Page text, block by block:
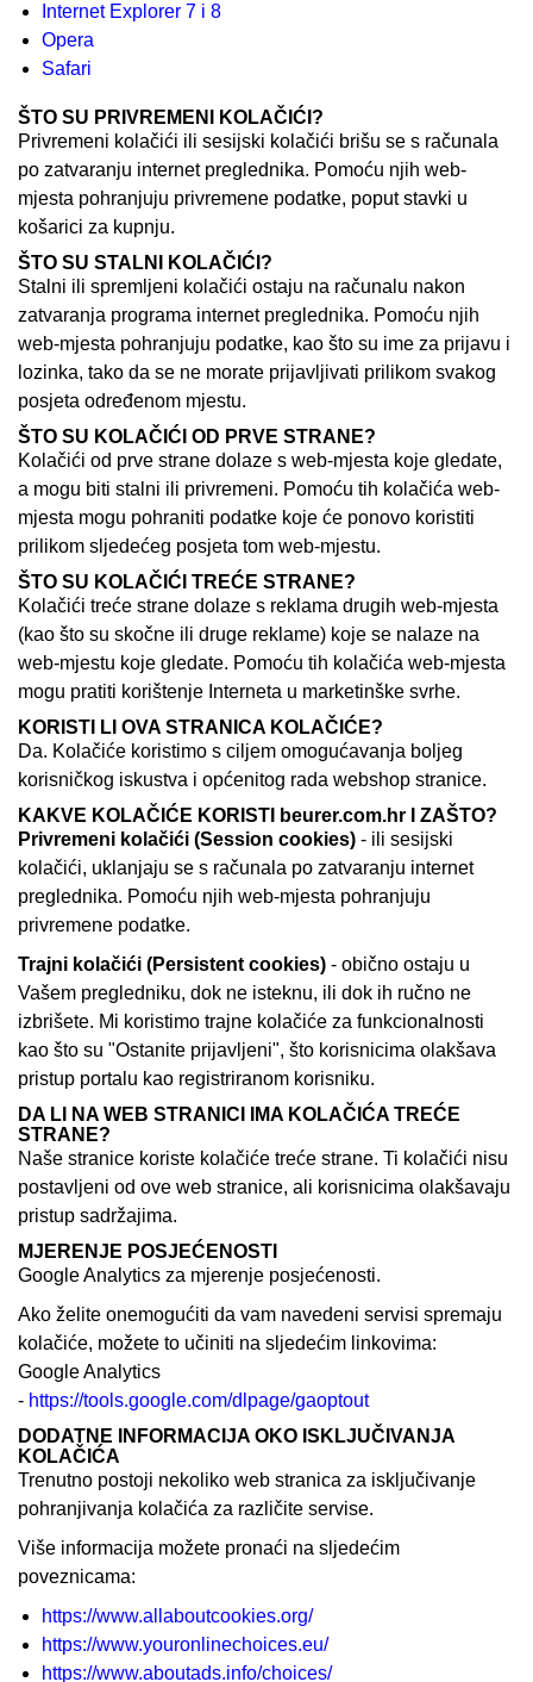
Internet Explorer 7 i 8
Opera
Safari
ŠTO SU PRIVREMENI KOLAČIĆI?
Privremeni kolačići ili sesijski kolačići brišu se s računala
po zatvaranju internet preglednika. Pomoću njih web-
mjesta pohranjuju privremene podatke, poput stavki u
košarici za kupnju.
ŠTO SU STALNI KOLAČIĆI?
Stalni ili spremljeni kolačići ostaju na računalu nakon
zatvaranja programa internet preglednika. Pomoću njih
web-mjesta pohranjuju podatke, kao što su ime za prijavu i
lozinka, tako da se ne morate prijavljivati prilikom svakog
posjeta određenom mjestu.
ŠTO SU KOLAČIĆI OD PRVE STRANE?
Kolačići od prve strane dolaze s web-mjesta koje gledate,
a mogu biti stalni ili privremeni. Pomoću tih kolačića web-
mjesta mogu pohraniti podatke koje će ponovo koristiti
prilikom sljedećeg posjeta tom web-mjestu.
ŠTO SU KOLAČIĆI TREĆE STRANE?
Kolačići treće strane dolaze s reklama drugih web-mjesta
(kao što su skočne ili druge reklame) koje se nalaze na
web-mjestu koje gledate. Pomoću tih kolačića web-mjesta
mogu pratiti korištenje Interneta u marketinške svrhe.
KORISTI LI OVA STRANICA KOLAČIĆE?
Da. Kolačiće koristimo s ciljem omogućavanja boljeg
korisničkog iskustva i općenitog rada webshop stranice.
KAKVE KOLAČIĆE KORISTI beurer.com.hr I ZAŠTO?
Privremeni kolačići (Session cookies) - ili sesijski
kolačići, uklanjaju se s računala po zatvaranju internet
preglednika. Pomoću njih web-mjesta pohranjuju
privremene podatke.
Trajni kolačići (Persistent cookies) - obično ostaju u
Vašem pregledniku, dok ne isteknu, ili dok ih ručno ne
izbrišete. Mi koristimo trajne kolačiće za funkcionalnosti
kao što su "Ostanite prijavljeni", što korisnicima olakšava
pristup portalu kao registriranom korisniku.
DA LI NA WEB STRANICI IMA KOLAČIĆA TREĆE
STRANE?
Naše stranice koriste kolačiće treće strane. Ti kolačići nisu
postavljeni od ove web stranice, ali korisnicima olakšavaju
pristup sadržajima.
MJERENJE POSJEĆENOSTI
Google Analytics za mjerenje posjećenosti.
Ako želite onemogućiti da vam navedeni servisi spremaju
kolačiće, možete to učiniti na sljedećim linkovima:
Google Analytics
- https://tools.google.com/dlpage/gaoptout
DODATNE INFORMACIJA OKO ISKLJUČIVANJA
KOLAČIĆA
Trenutno postoji nekoliko web stranica za isključivanje
pohranjivanja kolačića za različite servise.
Više informacija možete pronaći na sljedećim
poveznicama:
https://www.allaboutcookies.org/
https://www.youronlinechoices.eu/
https://www.aboutads.info/choices/